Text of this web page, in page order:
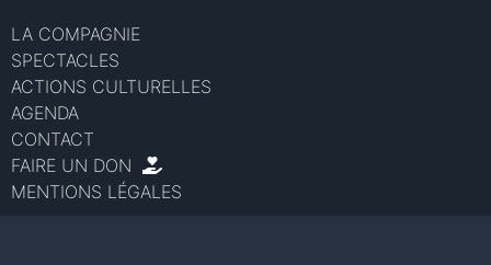
LA COMPAGNIE
SPECTACLES
ACTIONS CULTURELLES
AGENDA
CONTACT
FAIRE UN DON
MENTIONS LÉGALES